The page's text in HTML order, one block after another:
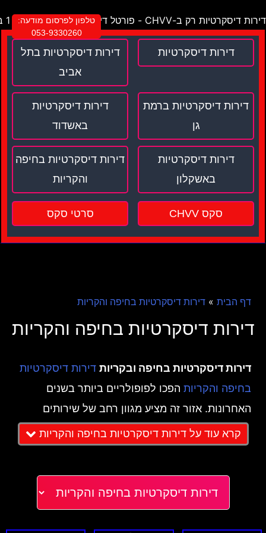
דירות דיסקרטיות רק ב-CHVV - פורטל דירות דיסקרטיות מספר 1 בישראל !
טלפון לפרסום מודעה:
053-9330260
דירות דיסקרטיות
דירות דיסקרטיות בתל
אביב
דירות דיסקרטיות ברמת
גן
דירות דיסקרטיות
באשדוד
דירות דיסקרטיות
באשקלון
דירות דיסקרטיות בחיפה
והקריות
סקס CHVV סרטי סקס
דף הבית » דירות דיסקרטיות בחיפה והקריות
דירות דיסקרטיות בחיפה והקריות
דירות דיסקרטיות בחיפה ובקריות דירות דיסקרטיות
בחיפה והקריות הפכו לפופולריים ביותר בשנים
האחרונות. אזור זה מציע מגוון רחב של שירותים
המיועדים לאנשים המחפשים חוויה פרטית ונעימה.
המאמר הזה יבחן את היתרונות של דירות דיסקרטיות,
ובקריות.
קרא עוד על דירות דיסקרטיות בחיפה והקריות